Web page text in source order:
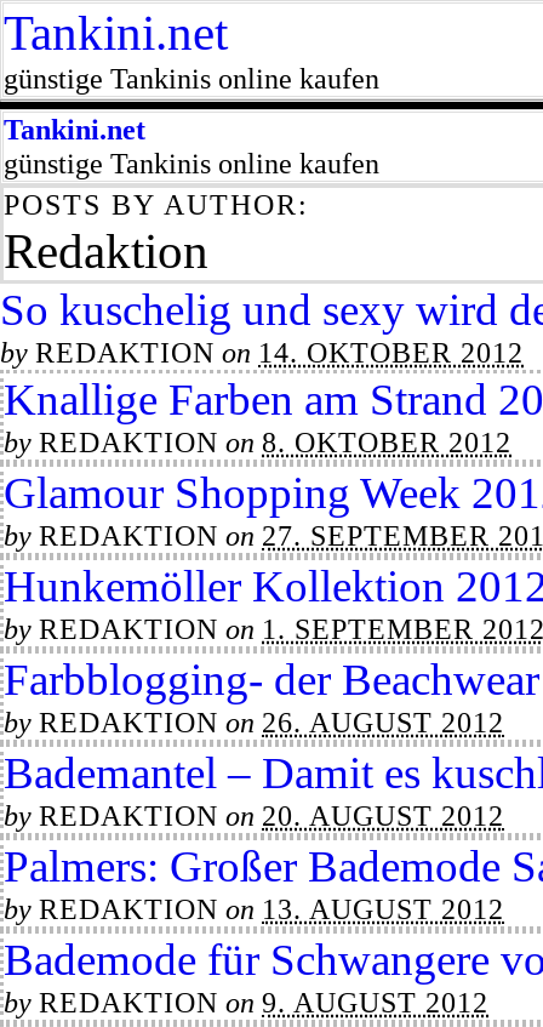
Tankini.net
günstige Tankinis online kaufen
Tankini.net
günstige Tankinis online kaufen
POSTS BY AUTHOR:
Redaktion
So kuschelig und sexy wird
by REDAKTION on 14. OKTOBER 2012
Knallige Farben am Strand
by REDAKTION on 8. OKTOBER 2012
Glamour Shopping Week
by REDAKTION on 27. SEPTEMBER
Hunkemöller Kollektion
by REDAKTION on 1. SEPTEMBER
Farbblogging- der
by REDAKTION on 26. AUGUST 2012
Bademantel – Damit es
by REDAKTION on 20. AUGUST 2012
Palmers: Großer Bademode
by REDAKTION on 13. AUGUST 2012
Bademode für Schwangere
by REDAKTION on 9. AUGUST 2012